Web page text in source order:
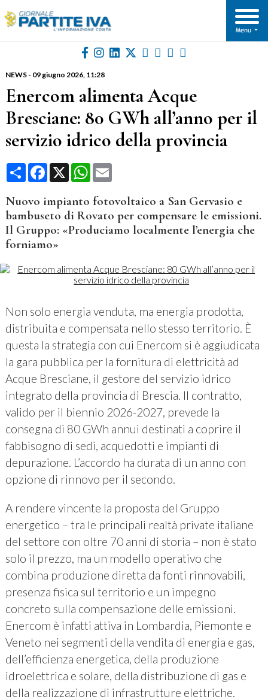
NEWS- 09 giugno 2026, 11:28
Enercom alimenta Acque
Bresciane: 80 GWh all’anno per il
servizio idrico della provincia
CondividiFacebook
X WhatsApp
Email
Nuovo impianto fotovoltaico a San Gervasio e
bambuseto di Rovato per compensare le emissioni.
Il Gruppo: «Produciamo localmente l’energia che
forniamo»
Non solo energia venduta, ma energia prodotta,
distribuita e compensata nello stesso territorio. È
questa la strategia con cui Enercom si è aggiudicata
la gara pubblica per la fornitura di elettricità ad
Acque Bresciane, il gestore del servizio idrico
integrato della provincia di Brescia. Il contratto,
valido per il biennio 2026-2027, prevede la
consegna di 80 GWh annui destinati a coprire il
fabbisogno di sedi, acquedotti e impianti di
depurazione. L’accordo ha durata di un anno con
opzione di rinnovo per il secondo.
A rendere vincente la proposta del Gruppo
energetico – tra le principali realtà private italiane
del settore con oltre 70 anni di storia – non è stato
solo il prezzo, ma un modello operativo che
combina produzione diretta da fonti rinnovabili,
presenza fisica sul territorio e un impegno
concreto sulla compensazione delle emissioni.
Enercom è infatti attiva in Lombardia, Piemonte e
Veneto nei segmenti della vendita di energia e gas,
dell’efficienza energetica, della produzione
idroelettrica e solare, della distribuzione di gas e
della realizzazione di infrastrutture elettriche.